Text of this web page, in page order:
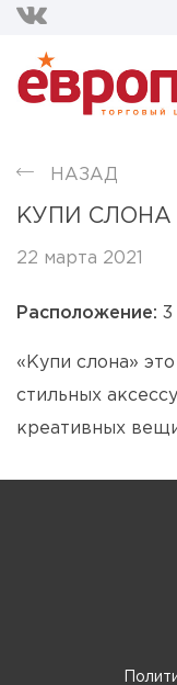
НАЗАД
КУПИ СЛОНА
22 марта 2021
Расположение: 3
«Купи слона»
стильных
креативных